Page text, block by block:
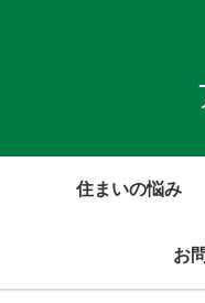
住まいの悩み
お